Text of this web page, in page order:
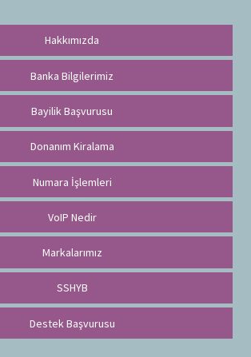
Hakkımızda
Banka Bilgilerimiz
Bayilik Başvurusu
Donanım Kiralama
Numara İşlemleri
VoIP Nedir
Markalarımız
SSHYB
Destek Başvurusu